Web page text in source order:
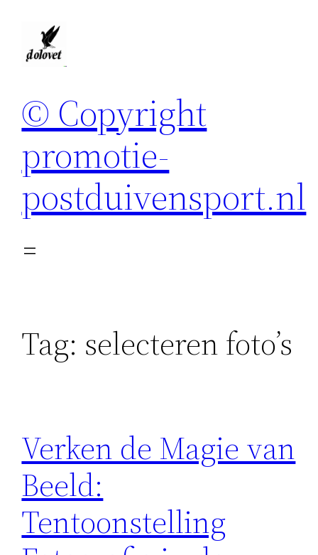
© Copyright
promotie-
postduivensport.nl
Tag: selecteren foto’s
Verken de Magie van
Beeld:
Tentoonstelling